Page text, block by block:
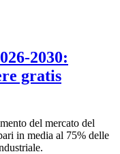
2030:
gratis
del mercato del
in media al 75% delle